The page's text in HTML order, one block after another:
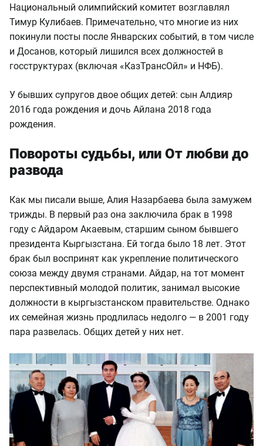
Национальный олимпийский комитет возглавлял
Тимур Кулибаев. Примечательно, что многие из них
покинули посты после Январских событий, в том числе
и Досанов, который лишился всех должностей в
госструктурах (включая «КазТрансОйл» и НФБ).
У бывших супругов двое общих детей: сын Алдияр
2016 года рождения и дочь Айлана 2018 года
рождения.
Повороты судьбы, или От любви до
развода
Как мы писали выше, Алия Назарбаева была замужем
трижды. В первый раз она заключила брак в 1998
году с Айдаром Акаевым, старшим сыном бывшего
президента Кыргызстана. Ей тогда было 18 лет. Этот
брак был воспринят как укрепление политического
союза между двумя странами. Айдар, на тот момент
перспективный молодой политик, занимал высокие
должности в кыргызстанском правительстве. Однако
их семейная жизнь продлилась недолго — в 2001 году
пара развелась. Общих детей у них нет.